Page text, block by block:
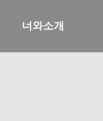
너와소개